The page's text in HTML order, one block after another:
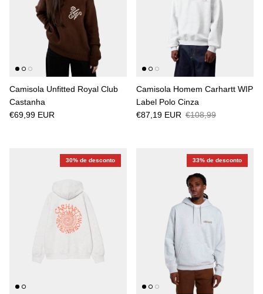
Camisola Unfitted Royal Club
Castanha
€69,99 EUR
Camisola Homem Carhartt WIP
Label Polo Cinza
€87,19 EUR €108,99
30% de desconto 33% de desconto